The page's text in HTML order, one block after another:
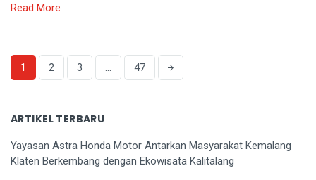
Read More
1 2 3 … 47
ARTIKEL TERBARU
Yayasan Astra Honda Motor Antarkan Masyarakat Kemalang
Klaten Berkembang dengan Ekowisata Kalitalang